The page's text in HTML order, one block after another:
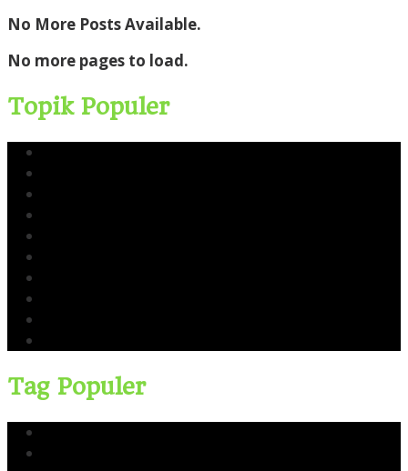
No More Posts Available.
No more pages to load.
Topik Populer
Tag Populer